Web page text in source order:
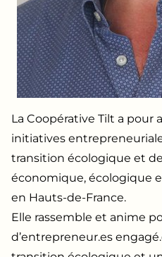
La Coopérative Tilt a pour
initiatives
transition écologique et
économique, écologique
en Hauts-de-France.
Elle rassemble et anime
d’entrepreneur.es